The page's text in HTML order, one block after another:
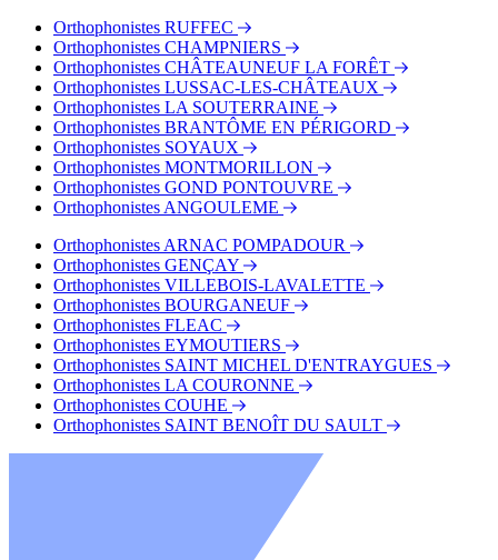
Orthophonistes RUFFEC
Orthophonistes CHAMPNIERS
Orthophonistes CHÂTEAUNEUF LA FORÊT
Orthophonistes LUSSAC-LES-CHÂTEAUX
Orthophonistes LA SOUTERRAINE
Orthophonistes BRANTÔME EN PÉRIGORD
Orthophonistes SOYAUX
Orthophonistes MONTMORILLON
Orthophonistes GOND PONTOUVRE
Orthophonistes ANGOULEME
Orthophonistes ARNAC POMPADOUR
Orthophonistes GENÇAY
Orthophonistes VILLEBOIS-LAVALETTE
Orthophonistes BOURGANEUF
Orthophonistes FLEAC
Orthophonistes EYMOUTIERS
Orthophonistes SAINT MICHEL D'ENTRAYGUES
Orthophonistes LA COURONNE
Orthophonistes COUHE
Orthophonistes SAINT BENOÎT DU SAULT